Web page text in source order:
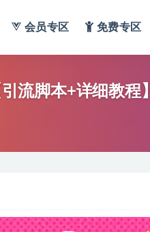
会员专区 免费专区
流脚本+详细教程】